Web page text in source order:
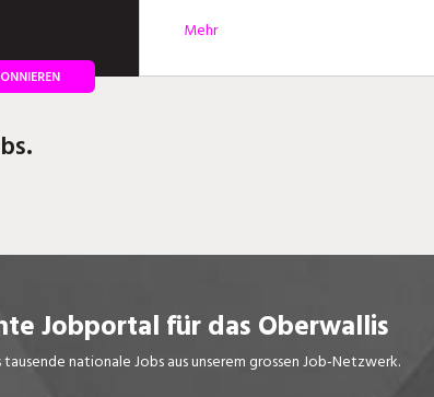
Mehr
Jobportal für das Oberwallis
nationale Jobs aus unserem grossen Job-Netzwerk.